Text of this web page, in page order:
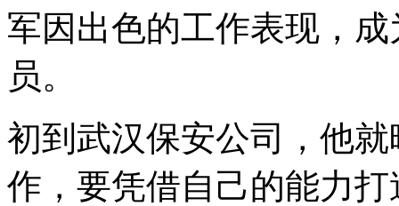
军因出色的工作表现，
员。
初到武汉保安公司，他
作，要凭借自己的能力